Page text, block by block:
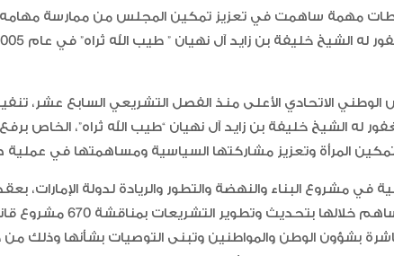
مهمة ساهمت في تعزيز تمكين المجلس من ممارسة مهامه
الاتحادي الأعلى منذ الفصل التشريعي السابع عشر،
أصدره المغفور له الشيخ خليفة بن زايد آل نهيان “طيب الله ثراه”، الخاص
جلسة، على مدى 18 فصلا تشريعيا ساهم خلالها
بشؤون الوطن والمواطنين وتبنى التوصيات بشأنها وذلك من
الإمارات
الإمارات
الخيل
ضمن الفئة “A”